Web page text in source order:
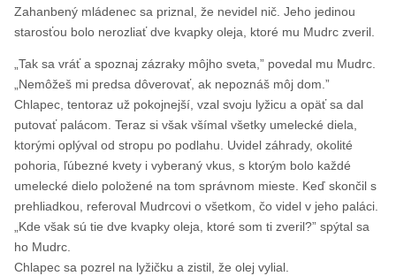
Zahanbený mládenec sa priznal, že nevidel nič. Jeho jedinou
starosťou bolo nerozliať dve kvapky oleja, ktoré mu Mudrc zveril.
„Tak sa vráť a spoznaj zázraky môjho sveta,” povedal mu Mudrc.
„Nemôžeš mi predsa dôverovať, ak nepoznáš môj dom.”
Chlapec, tentoraz už pokojnejší, vzal svoju lyžicu a opäť sa dal
putovať palácom. Teraz si však všímal všetky umelecké diela,
ktorými oplýval od stropu po podlahu. Uvidel záhrady, okolité
pohoria, ľúbezné kvety i vyberaný vkus, s ktorým bolo každé
umelecké dielo položené na tom správnom mieste. Keď skončil s
prehliadkou, referoval Mudrcovi o všetkom, čo videl v jeho paláci.
„Kde však sú tie dve kvapky oleja, ktoré som ti zveril?” spýtal sa
ho Mudrc.
Chlapec sa pozrel na lyžičku a zistil, že olej vylial.